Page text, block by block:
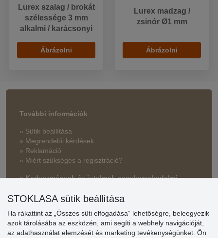
Lurex szalag / brokát
szélessége 3 mm
alkalmi / karácsonyi
Ábrázolni
Lurex madzag /
zsinór Ø1 mm
Ábrázolni
További információk
» Sütik beállítása
» Megrendelői kérdések
» Reklamáció
» Miért szükséges a regisztráció?
» Kedvezmények és jutalmak nagykereskedelmi
STOKLASA sütik beállítása
Ha rákattint az „Összes süti elfogadása” lehetőségre, beleegyezik
azok tárolásába az eszközén, ami segíti a webhely navigációját,
az adathasználat elemzését és marketing tevékenységünket. Ön